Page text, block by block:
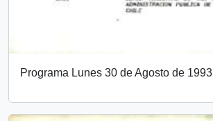
Programa Lunes 30 de Agosto de 1993